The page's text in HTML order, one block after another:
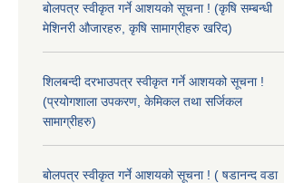
बोलपत्र स्वीकृत गर्ने आशयको सूचना ! (कृषि सम्बन्धी
मेशिनरी औजारहरु, कृषि सामाग्रीहरु खरिद)
शिलबन्दी दरभाउपत्र स्वीकृत गर्ने आशयको सूचना !
(प्रयोगशाला उपकरण, केमिकल तथा सर्जिकल
सामाग्रीहरु)
बोलपत्र स्वीकृत गर्ने आशयको सूचना ! ( षडानन्द वडा